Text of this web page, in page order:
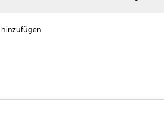
hinzufügen